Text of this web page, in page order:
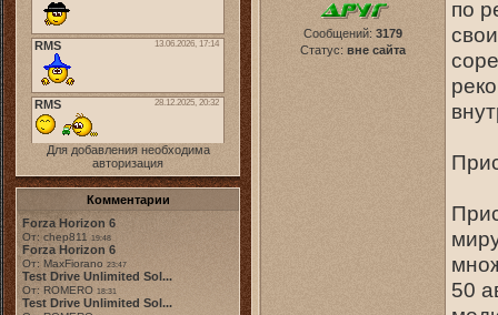
Для добавления необходима
авторизация
Комментарии
Forza Horizon 6
От: chep811 19:48
Forza Horizon 6
От: MaxFiorano 23:47
Test Drive Unlimited Sol...
От: ROMERO 18:31
Test Drive Unlimited Sol...
Сообщений: 3179
Статус: вне сайта
по
50